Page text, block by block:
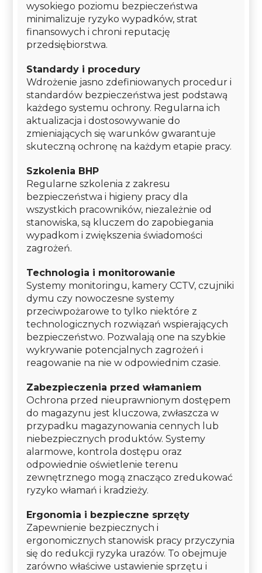
wysokiego poziomu bezpieczeństwa
minimalizuje ryzyko wypadków, strat
finansowych i chroni reputację
przedsiębiorstwa.
Standardy i procedury
Wdrożenie jasno zdefiniowanych procedur i
standardów bezpieczeństwa jest podstawą
każdego systemu ochrony. Regularna ich
aktualizacja i dostosowywanie do
zmieniających się warunków gwarantuje
skuteczną ochronę na każdym etapie pracy.
Szkolenia BHP
Regularne szkolenia z zakresu
bezpieczeństwa i higieny pracy dla
wszystkich pracowników, niezależnie od
stanowiska, są kluczem do zapobiegania
wypadkom i zwiększenia świadomości
zagrożeń.
Technologia i monitorowanie
Systemy monitoringu, kamery CCTV, czujniki
dymu czy nowoczesne systemy
przeciwpożarowe to tylko niektóre z
technologicznych rozwiązań wspierających
bezpieczeństwo. Pozwalają one na szybkie
wykrywanie potencjalnych zagrożeń i
reagowanie na nie w odpowiednim czasie.
Zabezpieczenia przed włamaniem
Ochrona przed nieuprawnionym dostępem
do magazynu jest kluczowa, zwłaszcza w
przypadku magazynowania cennych lub
niebezpiecznych produktów. Systemy
alarmowe, kontrola dostępu oraz
odpowiednie oświetlenie terenu
zewnętrznego mogą znacząco zredukować
ryzyko włamań i kradzieży.
Ergonomia i bezpieczne sprzęty
Zapewnienie bezpiecznych i
ergonomicznych stanowisk pracy przyczynia
się do redukcji ryzyka urazów. To obejmuje
zarówno właściwe ustawienie sprzętu i